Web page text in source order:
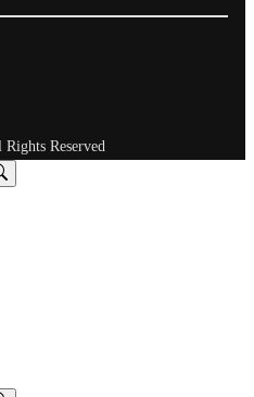
Reserved